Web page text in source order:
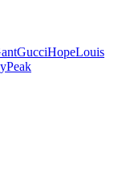
GucciHopeLouis
Peak